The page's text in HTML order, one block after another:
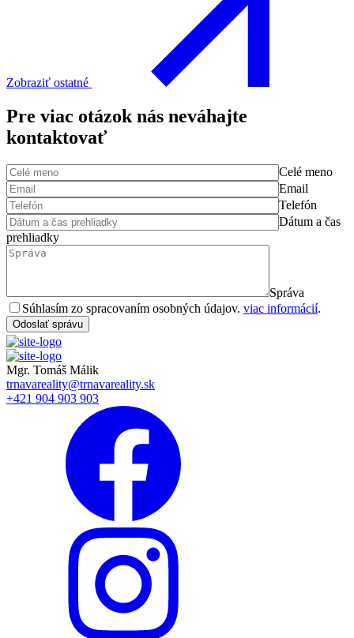
Zobraziť ostatné
Pre viac otázok nás neváhajte
kontaktovať
Celé meno
Email
Telefón
Dátum a čas
prehliadky
Správa
Súhlasím zo spracovaním osobných údajov. viac informácií.
Odoslať správu
Mgr. Tomáš Málik
trnavareality@trnavareality.sk
+421 904 903 903